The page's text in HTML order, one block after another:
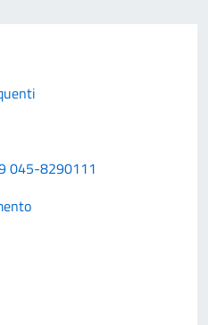
045-8290111